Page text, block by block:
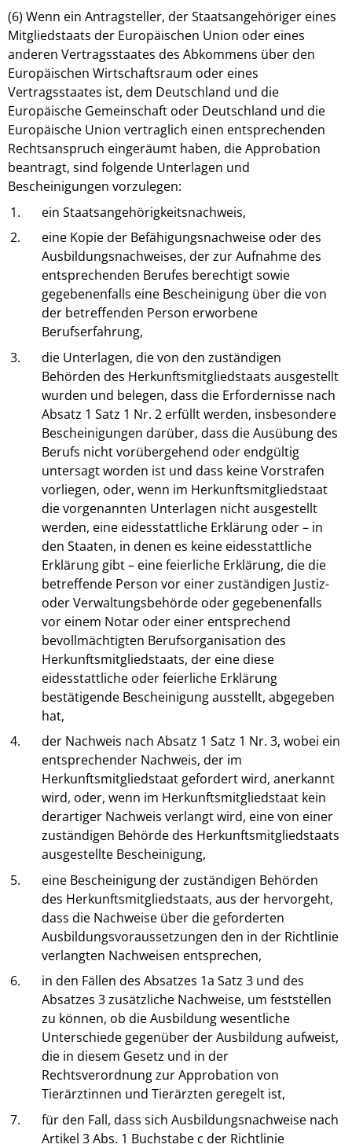
(6) Wenn ein Antragsteller, der Staatsangehöriger eines
Mitgliedstaats der Europäischen Union oder eines
anderen Vertragsstaates des Abkommens über den
Europäischen Wirtschaftsraum oder eines
Vertragsstaates ist, dem Deutschland und die
Europäische Gemeinschaft oder Deutschland und die
Europäische Union vertraglich einen entsprechenden
Rechtsanspruch eingeräumt haben, die Approbation
beantragt, sind folgende Unterlagen und
Bescheinigungen vorzulegen:
1.
ein Staatsangehörigkeitsnachweis,
2.
eine Kopie der Befähigungsnachweise oder des
Ausbildungsnachweises, der zur Aufnahme des
entsprechenden Berufes berechtigt sowie
gegebenenfalls eine Bescheinigung über die von
der betreffenden Person erworbene
Berufserfahrung,
3.
die Unterlagen, die von den zuständigen
Behörden des Herkunftsmitgliedstaats ausgestellt
wurden und belegen, dass die Erfordernisse nach
Absatz 1 Satz 1 Nr. 2 erfüllt werden, insbesondere
Bescheinigungen darüber, dass die Ausübung des
Berufs nicht vorübergehend oder endgültig
untersagt worden ist und dass keine Vorstrafen
vorliegen, oder, wenn im Herkunftsmitgliedstaat
die vorgenannten Unterlagen nicht ausgestellt
werden, eine eidesstattliche Erklärung oder – in
den Staaten, in denen es keine eidesstattliche
Erklärung gibt – eine feierliche Erklärung, die die
betreffende Person vor einer zuständigen Justiz-
oder Verwaltungsbehörde oder gegebenenfalls
vor einem Notar oder einer entsprechend
bevollmächtigten Berufsorganisation des
Herkunftsmitgliedstaats, der eine diese
eidesstattliche oder feierliche Erklärung
bestätigende Bescheinigung ausstellt, abgegeben
hat,
4.
der Nachweis nach Absatz 1 Satz 1 Nr. 3, wobei ein
entsprechender Nachweis, der im
Herkunftsmitgliedstaat gefordert wird, anerkannt
wird, oder, wenn im Herkunftsmitgliedstaat kein
derartiger Nachweis verlangt wird, eine von einer
zuständigen Behörde des Herkunftsmitgliedstaats
ausgestellte Bescheinigung,
5.
eine Bescheinigung der zuständigen Behörden
des Herkunftsmitgliedstaats, aus der hervorgeht,
dass die Nachweise über die geforderten
Ausbildungsvoraussetzungen den in der Richtlinie
verlangten Nachweisen entsprechen,
6.
in den Fällen des Absatzes 1a Satz 3 und des
Absatzes 3 zusätzliche Nachweise, um feststellen
zu können, ob die Ausbildung wesentliche
Unterschiede gegenüber der Ausbildung aufweist,
die in diesem Gesetz und in der
Rechtsverordnung zur Approbation von
Tierärztinnen und Tierärzten geregelt ist,
7.
für den Fall, dass sich Ausbildungsnachweise nach
Artikel 3 Abs. 1 Buchstabe c der Richtlinie